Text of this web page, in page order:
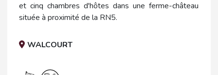
et cinq chambres d'hôtes dans une ferme-château
située à proximité de la RN5.
WALCOURT